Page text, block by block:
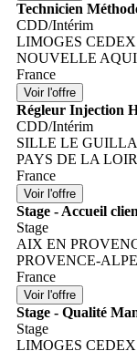
Technicien
CDD/Intérim
LIMOGES CEDEX
NOUVELLE
France
Régleur Injection
CDD/Intérim
SILLE LE
PAYS DE LA
France
Stage - Accueil
Stage
AIX EN
PROVENCE-
France
Stage - Qualité
Stage
LIMOGES CEDEX